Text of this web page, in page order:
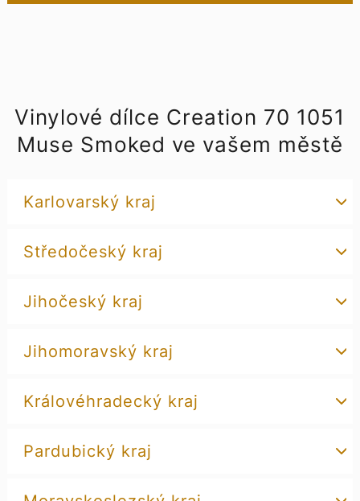
Vinylové dílce Creation 70 1051
Muse Smoked ve vašem městě
Karlovarský kraj
Středočeský kraj
Jihočeský kraj
Jihomoravský kraj
Královéhradecký kraj
Pardubický kraj